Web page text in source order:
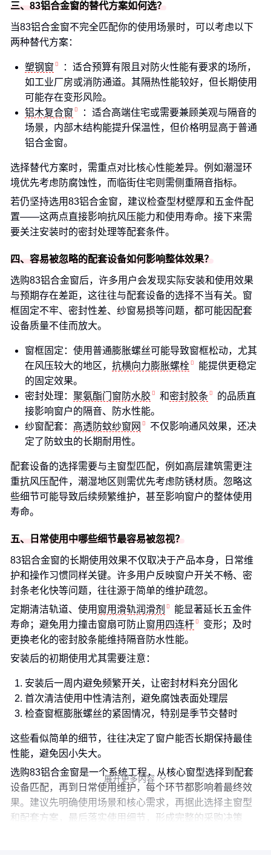
三、83铝合金窗的替代方案如何选？
当83铝合金窗不完全匹配你的使用场景时，可以考虑以下
两种替代方案：
塑钢窗
：适合预算有限且对防火性能有要求的场所，
如工业厂房或消防通道。其隔热性能较好，但长期使用
可能存在变形风险。
铝木复合窗
：适合高端住宅或需要兼顾美观与隔音的
场景，内部木结构能提升保温性，但价格明显高于普通
铝合金窗。
选择替代方案时，需重点对比核心性能差异。例如潮湿环
境优先考虑防腐蚀性，而临街住宅则需侧重隔音指标。
若仍坚持选用83铝合金窗，建议检查型材壁厚和五金件配
置——这两点直接影响抗风压能力和使用寿命。接下来需
要关注安装时的密封处理等配套条件。
四、容易被忽略的配套设备如何影响整体效果？
选购83铝合金窗后，许多用户会发现实际安装和使用效果
与预期存在差距，这往往与配套设备的选择不当有关。窗
框固定不牢、密封性差、纱窗易损等问题，都可能因配套
设备质量不佳而放大。
窗框固定：使用普通膨胀螺丝可能导致窗框松动，尤其
在风压较大的地区， 抗横向力膨胀螺栓
能提供更稳定
的固定效果。
密封处理： 聚氨酯门窗防水胶 和密封胶条
的品质直
接影响窗户的隔音、防水性能。
纱窗配套： 高透防蚊纱窗网
不仅影响通风效果，还决
定了防蚊虫的长期耐用性。
配套设备的选择需要与主窗型匹配，例如高层建筑需更注
重抗风压配件，潮湿地区则需优先考虑防锈材质。忽略这
些细节可能导致后续频繁维护，甚至影响窗户的整体使用
寿命。
五、日常使用中哪些细节最容易被忽视？
83铝合金窗的长期使用效果不仅取决于产品本身，日常维
护和操作习惯同样关键。许多用户反映窗户开关不畅、密
封条老化快等问题，往往源于简单的维护疏忽。
定期清洁轨道、使用 窗用滑轨润滑剂
能显著延长五金件
寿命；避免用力撞击窗扇可防止窗用四连杆
变形；及时
更换老化的密封胶条能维持隔音防水性能。
安装后的初期使用尤其需要注意：
安装后一周内避免频繁开关，让密封材料充分固化
首次清洁使用中性清洁剂，避免腐蚀表面处理层
检查窗框膨胀螺丝的紧固情况，特别是季节交替时
这些看似简单的细节，往往决定了窗户能否长期保持最佳
性能，避免因小失大。
选购83铝合金窗是一个系统工程，从核心窗型选择到配套
设备匹配，再到日常使用维护，每个环节都影响着最终效
果。建议先明确使用场景和核心需求，再据此选择主窗型
和配套方案，最后落实使用细节，形成完整的采购决策
展开更多内容 